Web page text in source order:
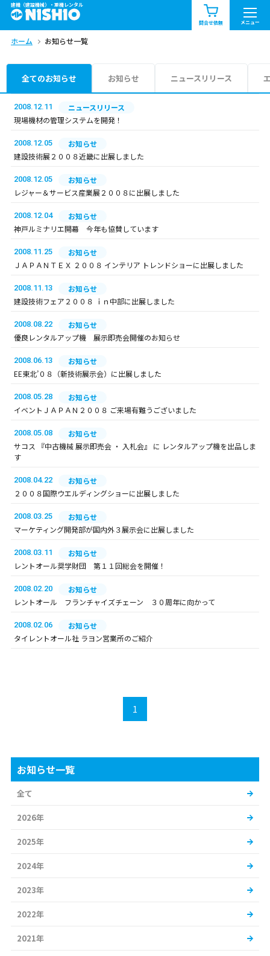
建機（建設機械）・重機レンタル
問合せ依頼 メニュー
商品一覧 お知らせ一覧
問合せ依頼リスト
エリア情報を見る
ホーム お知らせ一覧
全てのお知らせ お知らせ ニュースリリース
2008.12.11
ニュースリリース
現場機材の管理システムを開発！
2008.12.05
お知らせ
建設技術展２００８近畿に出展しました
2008.12.05
お知らせ
レジャー＆サービス産業展２００８に出展しました
2008.12.04
お知らせ
神戸ルミナリエ開幕 今年も協賛しています
2008.11.25
お知らせ
ＪＡＰＡＮＴＥＸ ２００８ インテリア トレンドショーに出展しました
2008.11.13
お知らせ
建設技術フェア２００８ ｉｎ中部に出展しました
2008.08.22
お知らせ
優良レンタルアップ機 展示即売会開催のお知らせ
2008.06.13
お知らせ
EE東北’０８（新技術展示会）に出展しました
2008.05.28
お知らせ
イベントＪＡＰＡＮ２００８ ご来場有難うございました
2008.05.08
お知らせ
サコス 『中古機械 展示即売会 ・ 入札会』 に レンタルアップ機を出品しま
す
2008.04.22
お知らせ
２００８国際ウエルディングショーに出展しました
2008.03.25
お知らせ
マーケティング開発部が国内外３展示会に出展しました
2008.03.11
お知らせ
レントオール奨学財団 第１１回総会を開催！
2008.02.20
お知らせ
レントオール フランチャイズチェーン ３０周年に向かって
2008.02.06
お知らせ
タイレントオール社 ラヨン営業所のご紹介
1
お知らせ一覧
全て
2026年
2025年
2024年
2023年
2022年
2021年